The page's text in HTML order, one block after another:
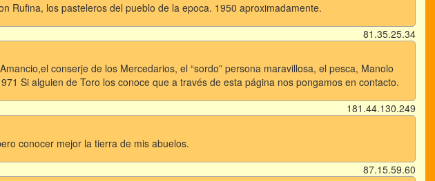
Rufina, los pasteleros del pueblo de la epoca. 1950 aproximadamente.
81.35.25.34
conserje de los Mercedarios, el “sordo” persona maravillosa, el pesca, Manolo
Si alguien de Toro los conoce que a través de esta página nos pongamos en contacto.
181.44.130.249
conocer mejor la tierra de mis abuelos.
87.15.59.60